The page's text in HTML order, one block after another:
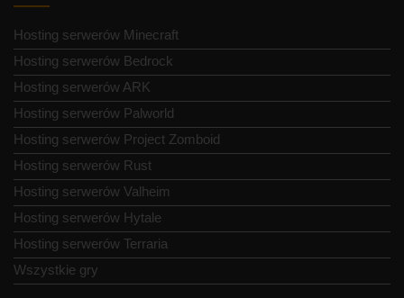
Hosting serwerów Minecraft
Hosting serwerów Bedrock
Hosting serwerów ARK
Hosting serwerów Palworld
Hosting serwerów Project Zomboid
Hosting serwerów Rust
Hosting serwerów Valheim
Hosting serwerów Hytale
Hosting serwerów Terraria
Wszystkie gry